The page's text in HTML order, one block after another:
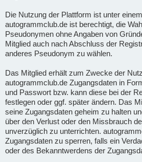
Die Nutzung der Plattform ist unter
autogrammclub.de ist berechtigt, die
Pseudonymen ohne Angaben von
Mitglied auch nach Abschluss der
anderes Pseudonym zu wählen.
Das Mitglied erhält zum Zwecke der
autogrammclub.de Zugangsdaten in
und Passwort bzw. kann diese bei der
festlegen oder ggf. später ändern. Das
seine Zugangsdaten geheim zu halten
über den Verlust oder den Missbrauch
unverzüglich zu unterrichten.
Zugangsdaten zu sperren, falls ein
oder des Bekanntwerdens der